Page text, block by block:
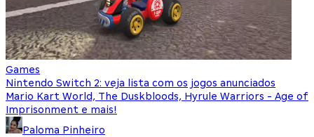
Games
Nintendo Switch 2: veja lista com os jogos anunciados
Mario Kart World, The Duskbloods, Hyrule Warriors - Age of
Imprisonment e mais!
Paloma Pinheiro